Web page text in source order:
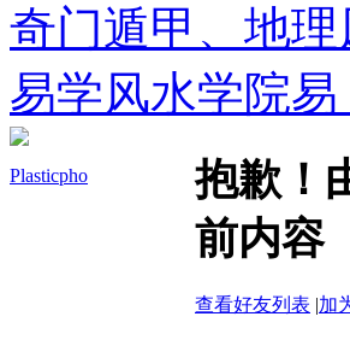
奇门遁甲、地
易学风水学院
Plasticpho
抱歉！
前内容
查看好友列表 |加